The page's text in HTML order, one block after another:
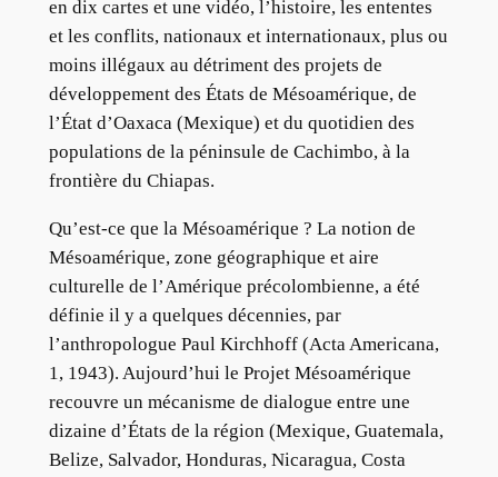
en dix cartes et une vidéo, l’histoire, les ententes
et les conflits, nationaux et internationaux, plus ou
moins illégaux au détriment des projets de
développement des États de Mésoamérique, de
l’État d’Oaxaca (Mexique) et du quotidien des
populations de la péninsule de Cachimbo, à la
frontière du Chiapas.
Qu’est-ce que la Mésoamérique ? La notion de
Mésoamérique, zone géographique et aire
culturelle de l’Amérique précolombienne, a été
définie il y a quelques décennies, par
l’anthropologue Paul Kirchhoff (Acta Americana,
1, 1943). Aujourd’hui le Projet Mésoamérique
recouvre un mécanisme de dialogue entre une
dizaine d’États de la région (Mexique, Guatemala,
Belize, Salvador, Honduras, Nicaragua, Costa